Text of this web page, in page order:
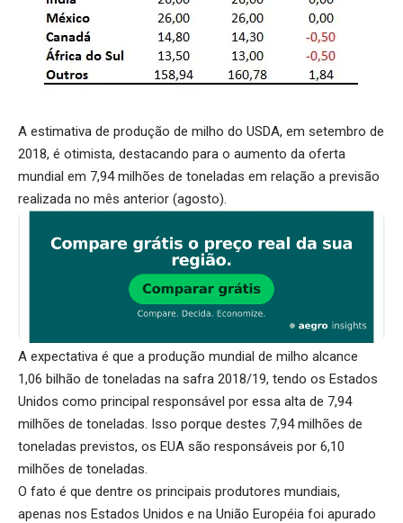
A estimativa de produção de milho do USDA, em setembro de
2018, é otimista, destacando para o aumento da oferta
mundial em 7,94 milhões de toneladas em relação a previsão
realizada no mês anterior (agosto).
A expectativa é que a produção mundial de milho alcance
1,06 bilhão de toneladas na safra 2018/19, tendo os Estados
Unidos como principal responsável por essa alta de 7,94
milhões de toneladas. Isso porque destes 7,94 milhões de
toneladas previstos, os EUA são responsáveis por 6,10
milhões de toneladas.
O fato é que dentre os principais produtores mundiais,
apenas nos Estados Unidos e na União Européia foi apurado